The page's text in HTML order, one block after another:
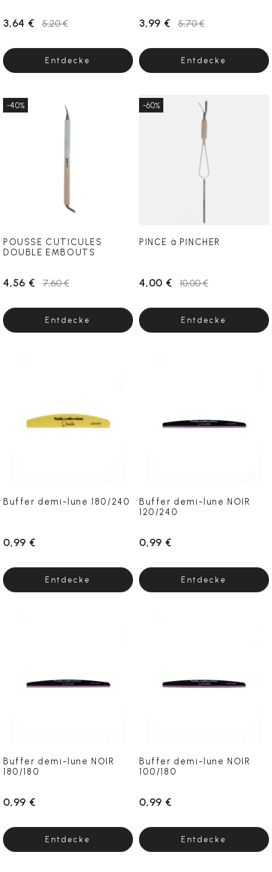
3,64 € 5,20 €
Entdecke
3,99 € 5,70 €
Entdecke
POUSSE CUTICULES
DOUBLE EMBOUTS
4,56 € 7,60 €
Entdecke
-40%
PINCE à PINCHER
4,00 € 10,00 €
Entdecke
-60%
Buffer demi-lune 180/240
0,99 €
Entdecke
Buffer demi-lune NOIR
120/240
0,99 €
Entdecke
Buffer demi-lune NOIR
180/180
0,99 €
Entdecke
Buffer demi-lune NOIR
100/180
0,99 €
Entdecke